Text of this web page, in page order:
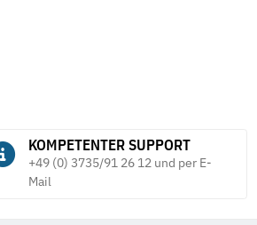
KOMPETENTER SUPPORT
+49 (0) 3735/91 26 12 und per E-
Mail